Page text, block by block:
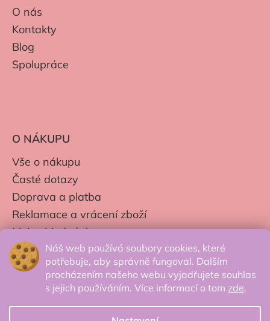
Náš web používá soubory cookies, které
potřebuje, aby správně fungoval. Dalším
procházením našeho webu vyjadřujete souhlas
s jejich používáním. Více informací o tom zde.
O nás
Kontakty
Blog
Spolupráce
O NÁKUPU
Vše o nákupu
Časté dotazy
Doprava a platba
Reklamace a vrácení zboží
Moje objednávky
Obchodní podmínky
Zpracování os. údajů